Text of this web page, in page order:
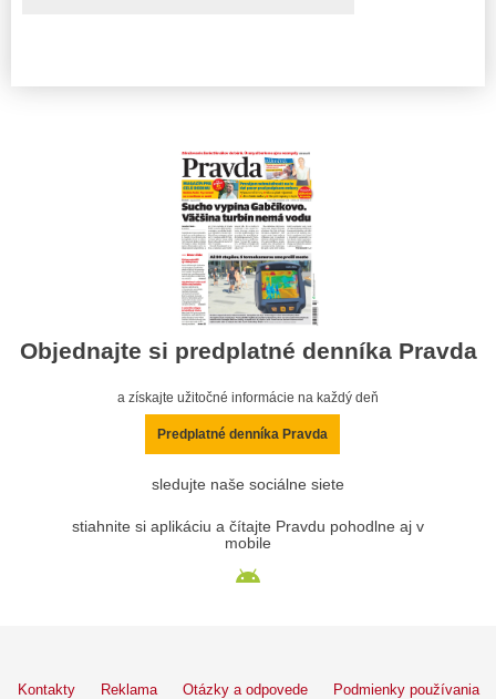
Objednajte si predplatné denníka Pravda
a získajte užitočné informácie na každý deň
Predplatné denníka Pravda
sledujte naše sociálne siete
stiahnite si aplikáciu a čítajte Pravdu pohodlne aj v
mobile
Kontakty Reklama Otázky a odpovede Podmienky používania